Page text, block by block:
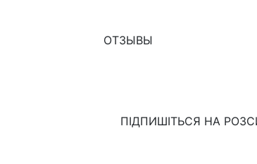
ОТЗЫВЫ
ПІДПИШІТЬСЯ НА